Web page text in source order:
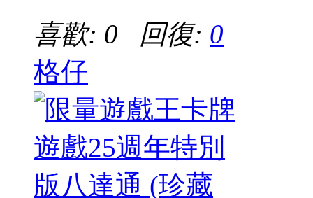
喜歡: 0 回復: 0
格仔